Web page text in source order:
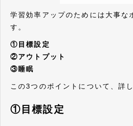
学習効率アップのためには大事な
す。
①目標設定
②アウトプット
③睡眠
この3つのポイントについて、詳
①目標設定